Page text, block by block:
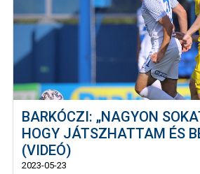
BARKÓCZI: „NAGYON
HOGY JÁTSZHATTAM ÉS
(VIDEÓ)
2023-05-23